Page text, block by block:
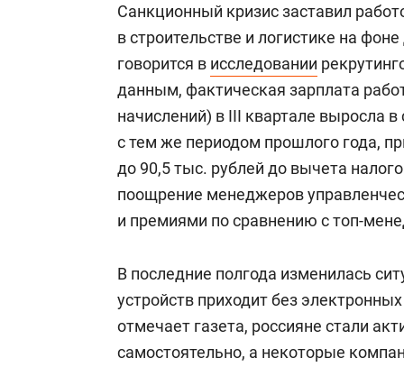
Санкционный кризис заставил
в строительстве и логистике на
говорится в исследовании
данным, фактическая зарплата
начислений) в III квартале выросла
с тем же периодом прошлого года,
до 90,5 тыс. рублей до вычета
поощрение менеджеров
и премиями по сравнению с топ-
В последние полгода изменилась
устройств приходит без
отмечает газета, россияне стали
самостоятельно, а некоторые